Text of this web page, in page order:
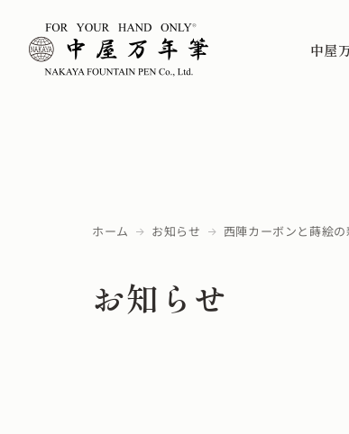
中屋
ホーム お知らせ 西陣カーボンと蒔絵の
お知らせ